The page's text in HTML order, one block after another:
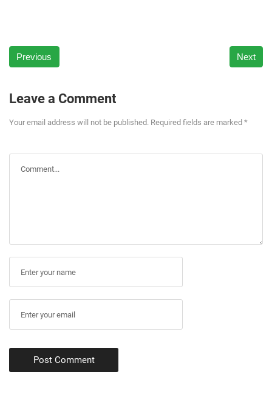
Previous Next
Leave a Comment
Your email address will not be published. Required fields are marked *
Post Comment